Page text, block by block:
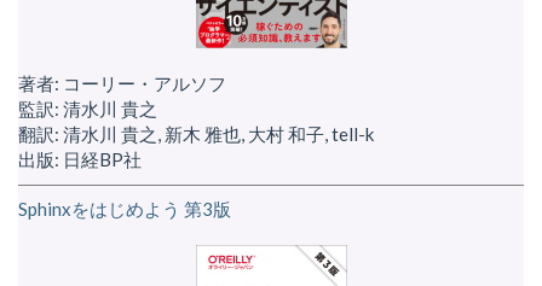
著者: コーリー・アルソフ
監訳: 清水川 貴之
翻訳: 清水川 貴之, 新木 雅也, 大村 和子, tell-k
出版: 日経BP社
Sphinxをはじめよう 第3版